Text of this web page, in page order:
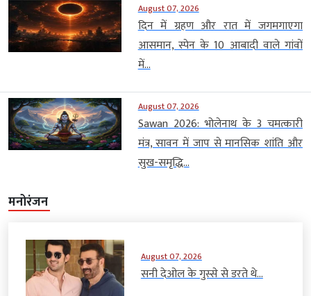
August 07, 2026
दिन में ग्रहण और रात में जगमगाएगा
आसमान, स्पेन के 10 आबादी वाले गांवों
में...
August 07, 2026
Sawan 2026: भोलेनाथ के 3 चमत्कारी
मंत्र, सावन में जाप से मानसिक शांति और
सुख-समृद्धि...
मनोरंजन
August 07, 2026
सनी देओल के गुस्से से डरते थे...